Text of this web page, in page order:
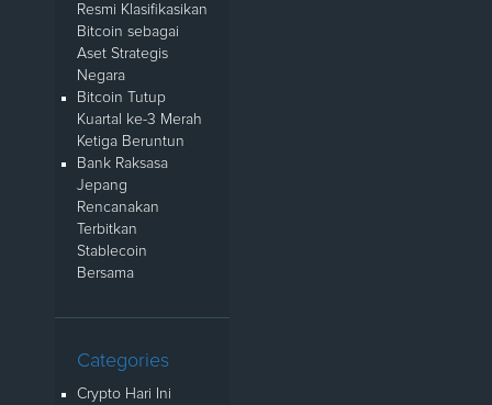
Resmi Klasifikasikan
Bitcoin sebagai
Aset Strategis
Negara
Bitcoin Tutup
Kuartal ke-3 Merah
Ketiga Beruntun
Bank Raksasa
Jepang
Rencanakan
Terbitkan
Stablecoin
Bersama
Categories
Crypto Hari Ini